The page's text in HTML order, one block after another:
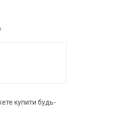
купити будь-